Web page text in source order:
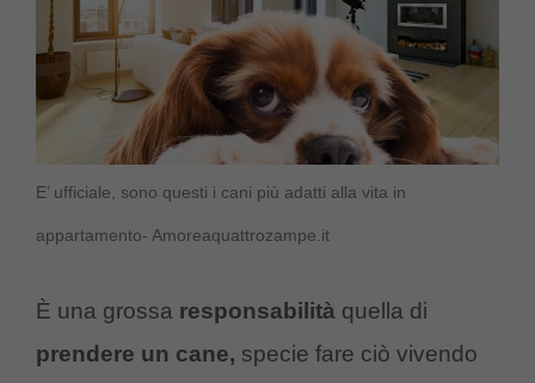
E’ ufficiale, sono questi i cani più adatti alla vita in
appartamento- Amoreaquattrozampe.it
È una grossa responsabilità quella di
prendere un cane, specie fare ciò vivendo